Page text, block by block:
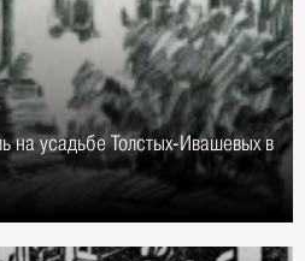
на усадьбе Толстых-Ивашевых в